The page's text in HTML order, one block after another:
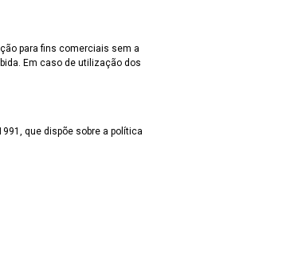
para fins comerciais sem a
Em caso de utilização dos
que dispõe sobre a política